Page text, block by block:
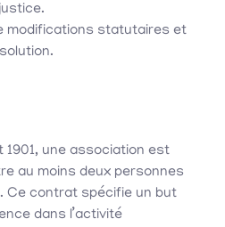
modifications statutaires et
1901, une association est
au moins deux personnes
Ce contrat spécifie un but
dans l’activité